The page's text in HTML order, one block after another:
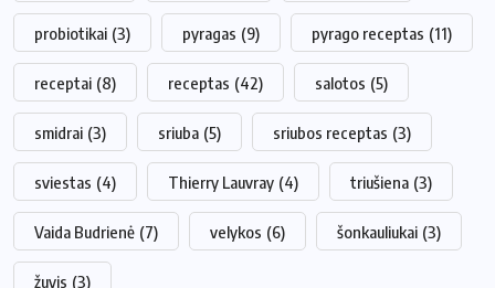
probiotikai (3) pyragas (9) pyrago receptas (11)
receptai (8) receptas (42) salotos (5)
smidrai (3) sriuba (5) sriubos receptas (3)
sviestas (4) Thierry Lauvray (4) triušiena (3)
Vaida Budrienė (7) velykos (6) šonkauliukai (3)
žuvis (3)